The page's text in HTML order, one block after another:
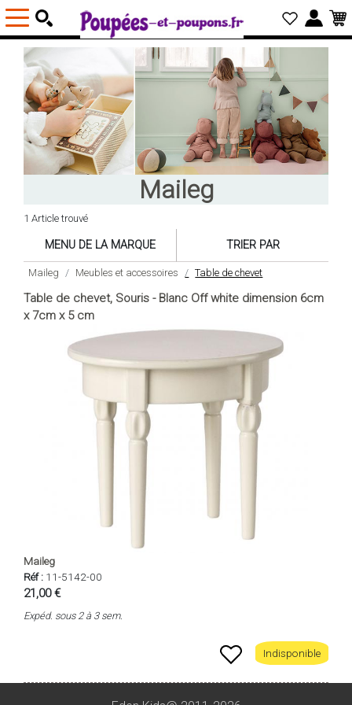
Maileg
1 Article trouvé
MENU DE LA MARQUE TRIER PAR
Maileg Meubles et accessoires Table de chevet
Table de chevet, Souris - Blanc Off white dimension 6cm
x 7cm x 5 cm
Maileg
Réf : 11-5142-00
21,00 €
Expéd. sous 2 à 3 sem.
Indisponible